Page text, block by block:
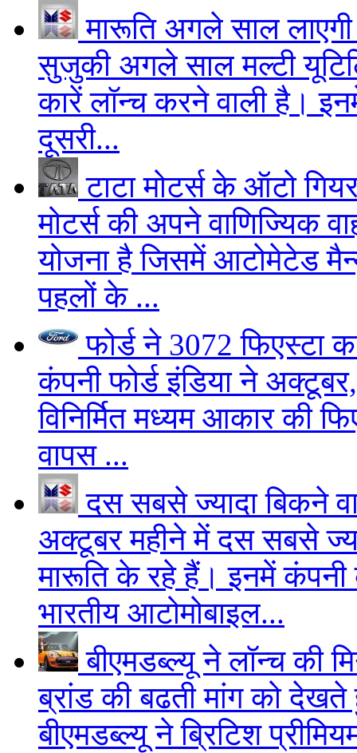
मारूति अगले साल
सुजुकी अगले साल मल्टी
कारें लॉन्च करने वाली है।
दूसरी...
टाटा मोटर्स के ऑटो
मोटर्स की अपने वाणिज्यिक
योजना है जिसमें आटोमेटेड
पहलों के ...
फोर्ड ने 3072 फिएस्टा
कंपनी फोर्ड इंडिया ने
विनिर्मित मध्यम आकार की
वापस ...
दस सबसे ज्यादा बिकने
अक्टूबर महीने में दस सबसे
मारूति के रहे हैं। इनमें कंपनी
भारतीय आटोमोबाइल...
बीएमडब्ल्यू ने लॉन्च की
ब्रांड की बढती मांग को देखते
बीएमडब्ल्यू ने ब्रिटिश